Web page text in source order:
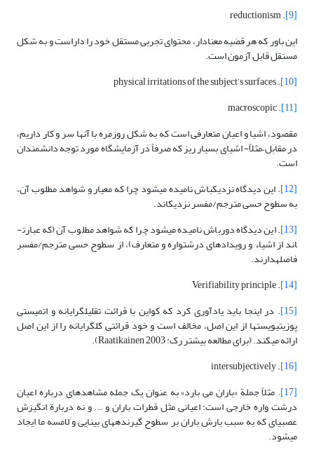
[9]
. reductionism
این باور که هر قضیه معنادار، محتوای تجربی مستقل خود را داراست و به شکل
مستقل قابل آزمون است.
[10]
. physical irritations of the subject’s surfaces
[11]
. macroscopic
مقصود، اشیا و اعیان متعارفی است که به شکل روزمره با آنها سر و کار داریم،
در مقابل –مثلاً- اشیای بسیار ریز که صرفاً در آزمایشگاه مورد توجه دانشمندان
است.
[12]
. این دیدگاه نزدیک­باش نامیده می­شود چرا که معیار و شواهد مطلوب آن،
به سطوح حسی مترجم/مفسر نزدیک­اند.
[13] . این دیدگاه دورباش نامیده می­شود چرا که شواهد مطلوب آن (که عبارت­
اند از اشیاء و رویدادهای درشت­واره و متعارف)، از سطوح حسی مترجم/مفسر
فاصله­دارند.
[14]
. Verifiability principle
[15]
. در اینجا باید یادآوری کرد که کواین با قرائت تقلیل­گرایانه و اتمیستی
پوزیتیویست­ها از این اصل، مخالف است و خود قرائتی کل­گرایانه را از این اصل
ارائه می­کند. (برای مطالعه بیشتر رک: Raatikainen 2003).
[16]
. intersubjectively
[17]
. مثلاً جملة «باران می بارد» به عنوان یک جمله مشاهده­ای درباره اعیان
درشت واره خارجی است؛ اعیانی مثل قطرات باران و ... و نه دربارة انگیزش
عصبی­ای که به سبب بارش باران بر سطوح گیرنده­های بینایی و لامسه ما ایجاد
می­شود.